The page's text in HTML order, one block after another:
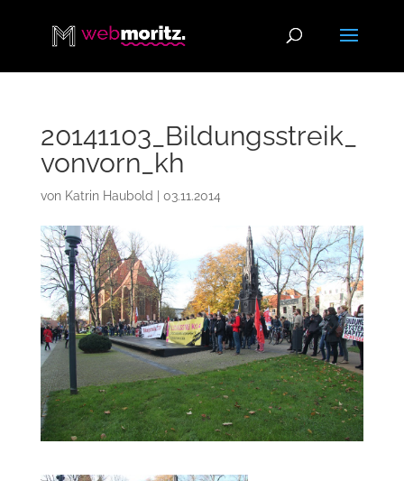
20141103_Bildungsstreik_
vonvorn_kh
von Katrin Haubold 03.11.2014